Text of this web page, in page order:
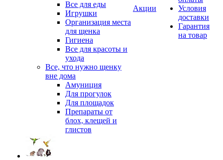
Все для еды
Игрушки
Организация места
для щенка
Гигиена
Все для красоты и
ухода
Все, что нужно щенку
вне дома
Амуниция
Для прогулок
Для площадок
Препараты от
блох, клещей и
глистов
Акции
Условия
доставки
Гарантия
на товар